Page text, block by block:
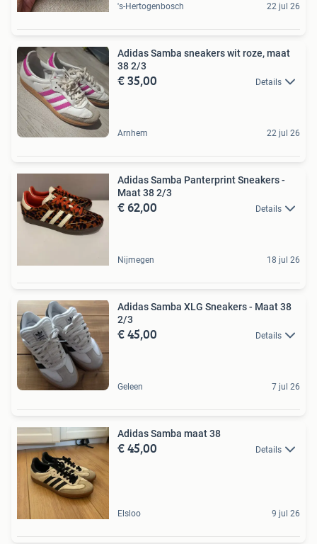
's-Hertogenbosch 22 jul 26
Adidas Samba sneakers wit roze, maat
38 2/3
€ 35,00 Details
Arnhem 22 jul 26
Adidas Samba Panterprint Sneakers -
Maat 38 2/3
€ 62,00 Details
Nijmegen 18 jul 26
Adidas Samba XLG Sneakers - Maat 38
2/3
€ 45,00 Details
Geleen 7 jul 26
Adidas Samba maat 38
€ 45,00 Details
Elsloo 9 jul 26